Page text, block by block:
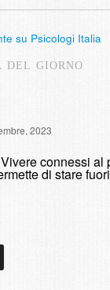
su Psicologi Italia
DEL GIORNO
2023
connessi al
di stare